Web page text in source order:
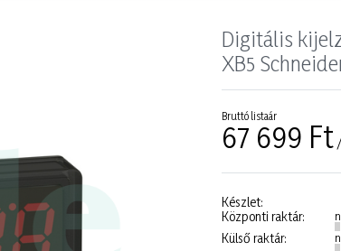
Digitális
XB5
Bruttó listaár
67 699 Ft
Készlet:
Központi raktár:
Külső raktár: